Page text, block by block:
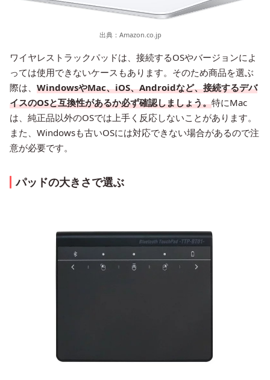
出典： Amazon.co.jp
ワイヤレストラックパッドは、接続するOSやバージョンによ
っては使用できないケースもあります。そのため商品を選ぶ
際は、 WindowsやMac、iOS、Androidなど、接続するデバ
イスのOSと互換性があるか必ず確認しましょう。特にMac
は、純正品以外のOSでは上手く反応しないことがあります。
また、Windowsも古いOSには対応できない場合があるので注
意が必要です。
パッドの大きさで選ぶ